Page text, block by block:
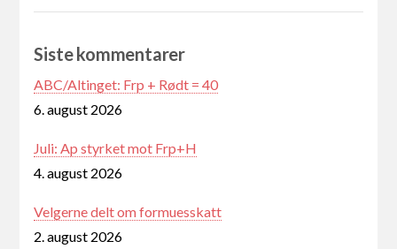
Siste kommentarer
ABC/Altinget: Frp + Rødt = 40
6. august 2026
Juli: Ap styrket mot Frp+H
4. august 2026
Velgerne delt om formuesskatt
2. august 2026